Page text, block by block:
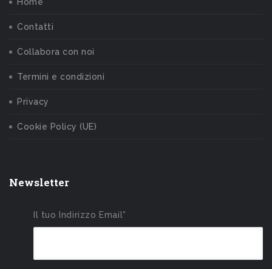
Home
Contatti
Collabora con noi
Termini e condizioni
Privacy
Cookie Policy (UE)
Newsletter
Il tuo Indirizzo Email*